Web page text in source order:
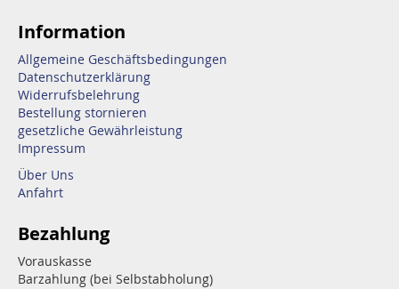
Information
Allgemeine Geschäftsbedingungen
Datenschutzerklärung
Widerrufsbelehrung
Bestellung stornieren
gesetzliche Gewährleistung
Impressum
Über Uns
Anfahrt
Bezahlung
Vorauskasse
Barzahlung (bei Selbstabholung)